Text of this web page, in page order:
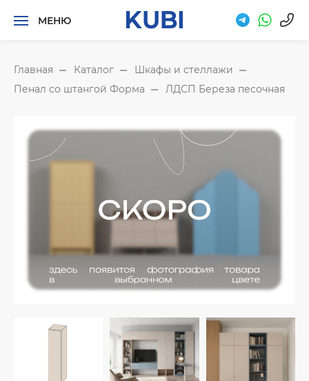
МЕНЮ
Главная Каталог
Шкафы и стеллажи
Пенал со штангой Форма
ЛДСП Береза песочная